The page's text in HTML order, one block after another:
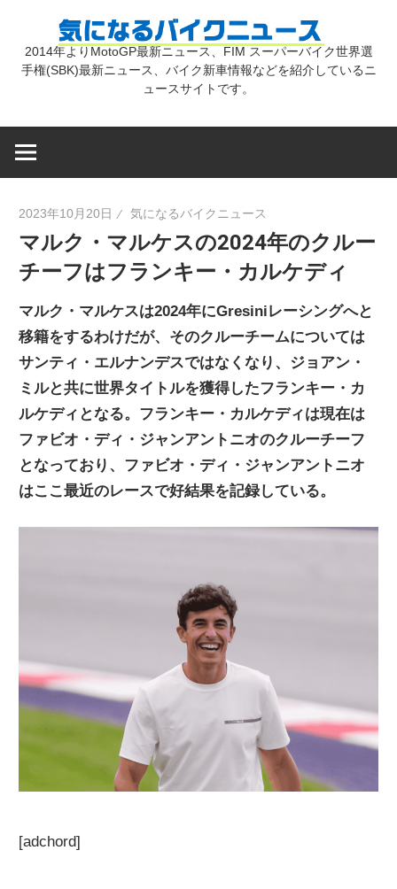
気
バ
イ
ク
ニ
ュ
ー
2014年よりMotoGP最新ニュース、FIM スーパーバイク世界選
手権(SBK)最新ニュース、バイク新車情報などを紹介しているニ
ュースサイトです。
2023年10月20日 気になるバイクニュース
マルク・マルケスの2024年のクルー
チーフはフランキー・カルケディ
マルク・マルケスは2024年にGresiniレーシングへと
移籍をするわけだが、そのクルーチームについては
サンティ・エルナンデスではなくなり、ジョアン・
ミルと共に世界タイトルを獲得したフランキー・カ
ルケディとなる。フランキー・カルケディは現在は
ファビオ・ディ・ジャンアントニオのクルーチーフ
となっており、ファビオ・ディ・ジャンアントニオ
はここ最近のレースで好結果を記録している。
[adchord]